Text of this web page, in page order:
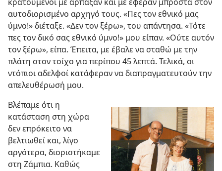
αυτοδιορισμένο αρχηγό τους. «Πες τον εθνικό μας
ύμνο!» διέταξε. «Δεν τον ξέρω», του απάντησα. «Τότε
πες τον δικό σας εθνικό ύμνο!» μου είπαν. «Ούτε αυτόν
τον ξέρω», είπα. Έπειτα, με έβαλε να σταθώ με την
πλάτη στον τοίχο για περίπου 45 λεπτά. Τελικά, οι
ντόπιοι αδελφοί κατάφεραν να διαπραγματευτούν την
απελευθέρωσή μου.
Βλέπαμε ότι η
κατάσταση στη χώρα
δεν επρόκειτο να
βελτιωθεί και, λίγο
αργότερα, διοριστήκαμε
στη Ζάμπια. Καθώς